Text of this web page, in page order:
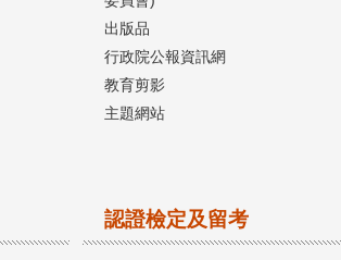
出版品
行政院公報資訊網
教育剪影
主題網站
認證檢定及留考